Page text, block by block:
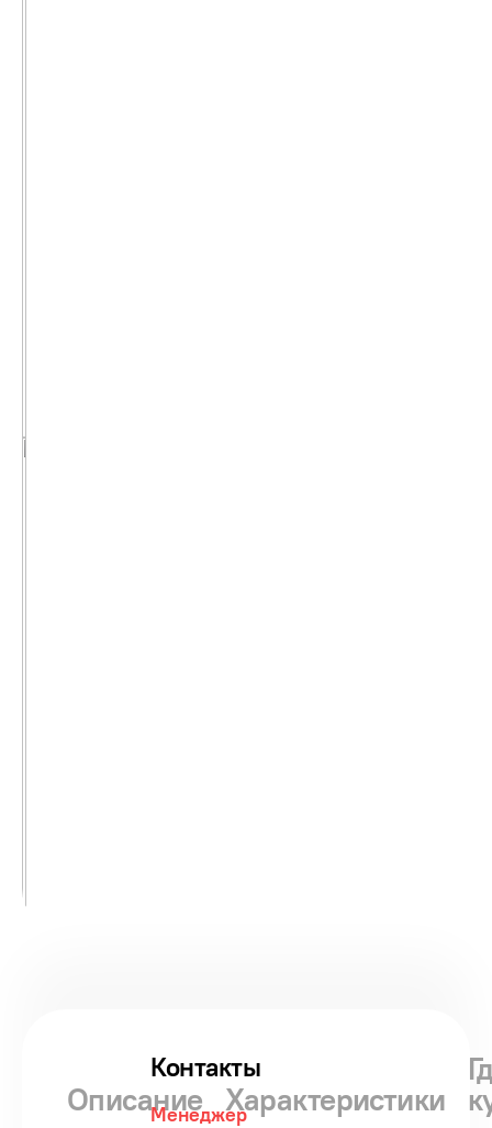
Описание Характеристики
Контакты
Менеджер